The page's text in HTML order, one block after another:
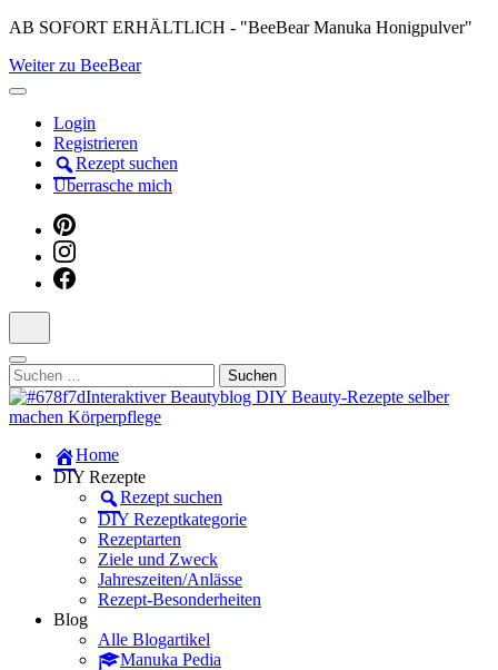
Skip
content
(Press
AB SOFORT ERHÄLTLICH - "BeeBear Manuka Honigpulver"
Weiter zu BeeBear
Login
Registrieren
Rezept suchen
Überrasche mich
Suchen
nach:
Manuka Magic – Natürlich schön:
Dein interaktiver DIY Beautyblog
Dein persönlicher interaktiver DIY Beautyblog
Home
DIY Rezepte
Rezept suchen
DIY Rezeptkategorie
Rezeptarten
Ziele und Zweck
Jahreszeiten/Anlässe
Rezept-Besonderheiten
Blog
Alle Blogartikel
Manuka Pedia